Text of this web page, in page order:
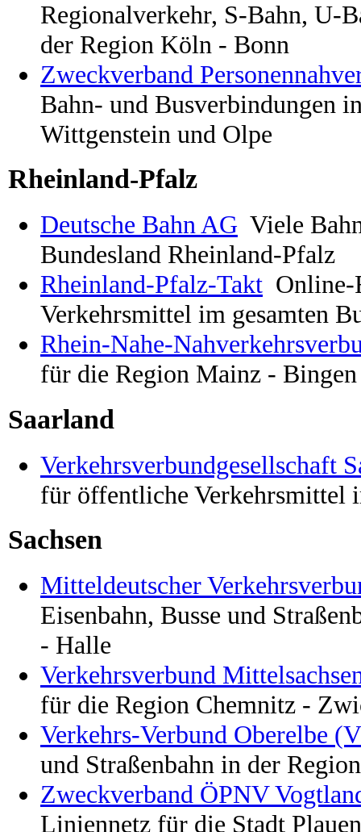
Regionalverkehr, S-Bahn, U-
der Region Köln - Bonn
Zweckverband
Bahn- und Busverbindungen
Wittgenstein und Olpe
Rheinland-Pfalz
Deutsche Bahn AG Viele
Bundesland Rheinland-Pfalz
Rheinland-Pfalz-Takt Online-
Verkehrsmittel im gesamten
Rhein-Nahe-
für die Region Mainz -
Saarland
Verkehrsverbundgesellschaft
für öffentliche Verkehrsmittel
Sachsen
Mitteldeutscher
Eisenbahn, Busse und
- Halle
Verkehrsverbund
für die Region Chemnitz -
Verkehrs-Verbund Oberelbe
und Straßenbahn in der
Zweckverband ÖPNV
Liniennetz für die Stadt